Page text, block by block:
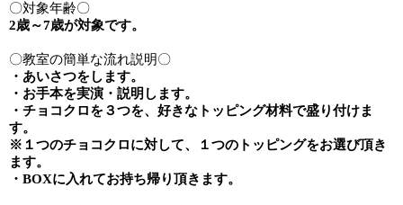
〇対象年齢〇
2歳～7歳が対象です。
〇教室の簡単な流れ説明〇
・あいさつをします。
・お手本を実演・説明します。
・チョコクロを３つを、好きなトッピング材料で盛り付けま
す。
※１つのチョコクロに対して、１つのトッピングをお選び頂き
ます。
・BOXに入れてお持ち帰り頂きます。